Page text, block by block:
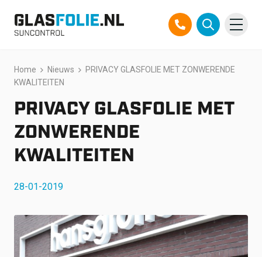
naar
inhoud
Producten
Oplossingen
Projecten
Referenties
Over ons
Over ons
Official Partner TEGO
Contact
FAQ
Home Nieuws
PRIVACY GLASFOLIE MET ZONWERENDE
KWALITEITEN
PRIVACY GLASFOLIE MET
ZONWERENDE
KWALITEITEN
28-01-2019